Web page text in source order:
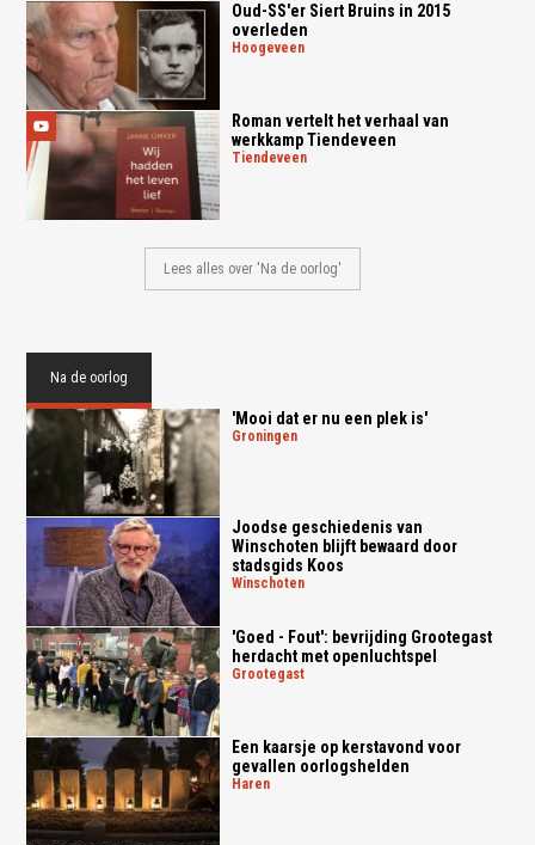
Oud-SS'er Siert Bruins in 2015
overleden
hoogeveen
Roman vertelt het verhaal van
werkkamp Tiendeveen
tiendeveen
Lees alles over 'Na de oorlog'
Na de oorlog
'Mooi dat er nu een plek is'
groningen
Joodse geschiedenis van
Winschoten blijft bewaard door
stadsgids Koos
winschoten
'Goed - Fout': bevrijding Grootegast
herdacht met openluchtspel
grootegast
Een kaarsje op kerstavond voor
gevallen oorlogshelden
haren